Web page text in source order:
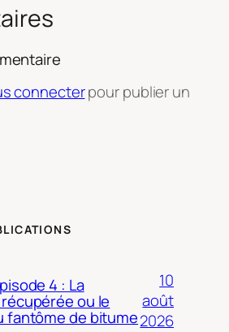
connecterpour publier un
4 : La
ou le
fantôme de bitume
10
août
2026